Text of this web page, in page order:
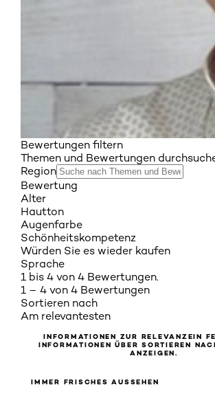
Bewertungen filtern
Themen und Bewertungen
Region
Bewertung
Alter
Hautton
Augenfarbe
Schönheitskompetenz
Würden Sie es wieder kaufen
Sprache
1 bis 4 von 4 Bewertungen.
1 – 4 von 4 Bewertungen
Sortieren nach
Am relevantesten
INFORMATIONEN ZUR RELEVANZEIN
INFORMATIONEN ÜBER SORTIEREN
ANZEIGEN.
IMMER FRISCHES AUSSEHEN